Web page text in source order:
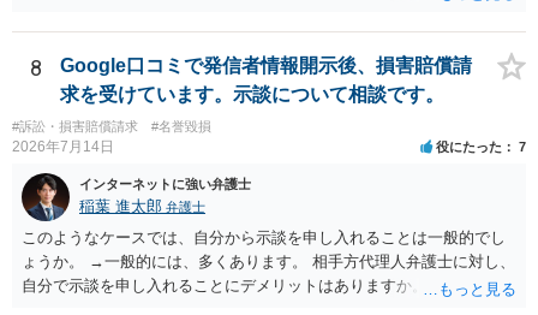
（日本の裁判所が認定する慰謝料は、到底被害感情を満足させられる
ような金額ではありません）。そのため、口外禁止条項とともに口外
した場合の違約金（100～200万円程度）を定めることには、大きな意
味と抑止力があります。 逆に、口外禁止条項を設けると、正当な理由
がある場合を除いて第三者へ情報開示ができなくなります。そのた
め、口外禁止条項によって自らを縛られてしまうと困るようなケース
（例えば弁護団事件でマスコミ等へ公表する必要があるケース等）で
は、口外禁止の範囲を特定・限定する等の工夫をすることがあります
が、個人間の紛争で、合意後もみだりに紛争情報を口外することそれ
自体が異常事態であって、相手方への抑止効果として口外禁止条項を
設定しておく方が望ましい場合が多いと思われます（上記のとおり、
口外禁止条項は、違反した際の違約金条項とワンセットにすることで
8
Google口コミで発信者情報開示後、損害賠償請
求を受けています。示談について相談です。
#訴訟・損害賠償請求 #名誉毀損
2026年7月14日 役にたった 7
インターネットに強い弁護士
稲葉 進太郎 弁護士
このようなケースでは、自分から示談を申し入れることは一般的でし
ょうか。 →一般的には、多くあります。 相手方代理人弁護士に対し、
自分で示談を申し入れることにデメリットはありますか。 →弁護士で